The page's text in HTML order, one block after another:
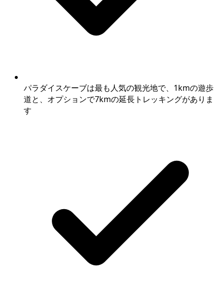
パラダイスケーブは最も人気の観光地で、1kmの遊歩
道と、オプションで7kmの延長トレッキングがありま
す